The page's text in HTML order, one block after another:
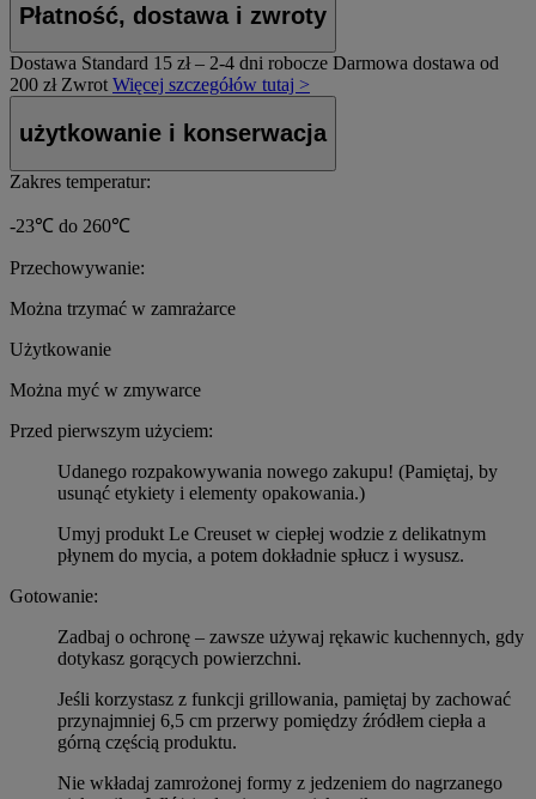
Płatność, dostawa i zwroty
Dostawa Standard 15 zł – 2-4 dni robocze Darmowa dostawa od
200 zł Zwrot Więcej szczegółów tutaj >
użytkowanie i konserwacja
Zakres temperatur:
-23℃ do 260℃
Przechowywanie:
Można trzymać w zamrażarce
Użytkowanie
Można myć w zmywarce
Przed pierwszym użyciem:
Udanego rozpakowywania nowego zakupu! (Pamiętaj, by
usunąć etykiety i elementy opakowania.)
Umyj produkt Le Creuset w ciepłej wodzie z delikatnym
płynem do mycia, a potem dokładnie spłucz i wysusz.
Gotowanie:
Zadbaj o ochronę – zawsze używaj rękawic kuchennych, gdy
dotykasz gorących powierzchni.
Jeśli korzystasz z funkcji grillowania, pamiętaj by zachować
przynajmniej 6,5 cm przerwy pomiędzy źródłem ciepła a
górną częścią produktu.
Nie wkładaj zamrożonej formy z jedzeniem do nagrzanego